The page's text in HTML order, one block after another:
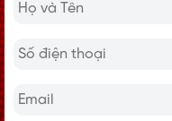
khi muốn nói đến
hoạt động nào đó một